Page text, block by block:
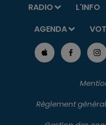
RADIO L'INFO
AGENDA
Règlement